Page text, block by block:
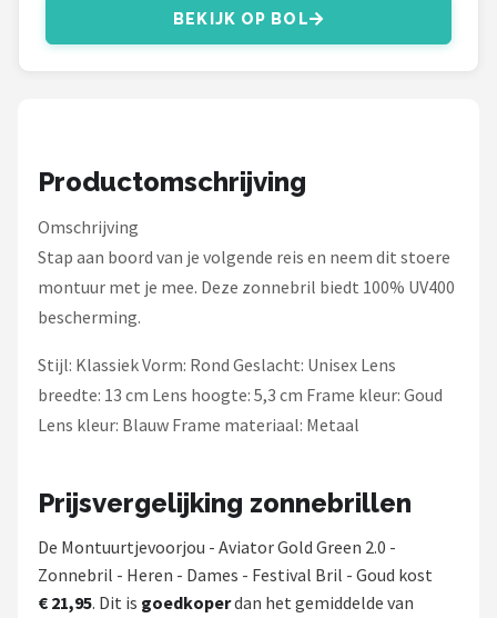
BEKIJK OP BOL
Productomschrijving
Omschrijving
Stap aan boord van je volgende reis en neem dit stoere
montuur met je mee. Deze zonnebril biedt 100% UV400
bescherming.
Stijl: Klassiek Vorm: Rond Geslacht: Unisex Lens
breedte: 13 cm Lens hoogte: 5,3 cm Frame kleur: Goud
Lens kleur: Blauw Frame materiaal: Metaal
Prijsvergelijking zonnebrillen
De Montuurtjevoorjou - Aviator Gold Green 2.0 -
Zonnebril - Heren - Dames - Festival Bril - Goud kost
€ 21,95. Dit is goedkoperdan het gemiddelde van